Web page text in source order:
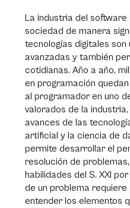
La industria del software
sociedad de manera
tecnologías digitales
avanzadas y también
cotidianas. Año a año,
en programación
al programador en uno
valorados de la
avances de las
artificial y la ciencia de
permite desarrollar el
resolución de
habilidades del S. XXI
de un problema
entender los elementos